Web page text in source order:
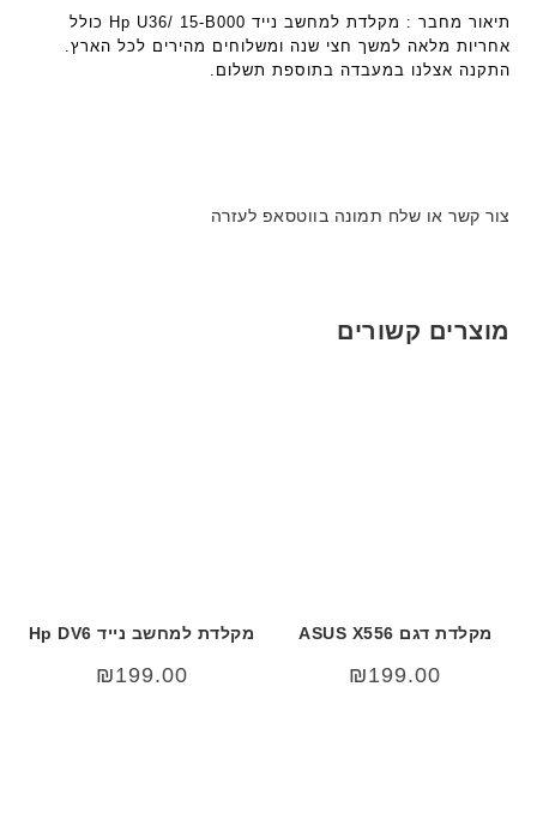
תיאור מחבר : מקלדת למחשב נייד Hp U36/ 15-B000 כולל
אחריות מלאה למשך חצי שנה ומשלוחים מהירים לכל הארץ.
התקנה אצלנו במעבדה בתוספת תשלום.
צור קשר או שלח תמונה בווטסאפ לעזרה
מוצרים קשורים
מקלדת דגם ASUS X556
₪199.00
מקלדת למחשב נייד Hp DV6
₪199.00